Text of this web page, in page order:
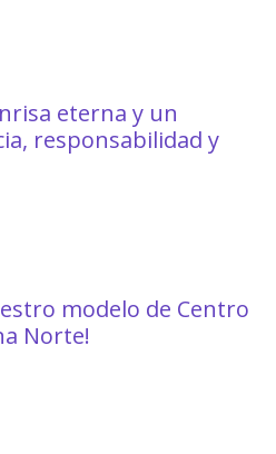
eterna y un
responsabilidad y
modelo de Centro
Norte!